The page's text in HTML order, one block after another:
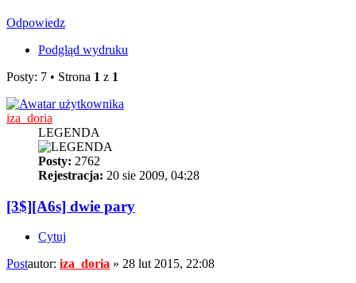
Odpowiedz
Podgląd wydruku
Posty: 7 • Strona 1 z 1
iza_doria
LEGENDA
Posty: 2762
Rejestracja: 20 sie 2009, 04:28
[3$][A6s] dwie pary
Cytuj
Postautor: iza_doria » 28 lut 2015, 22:08